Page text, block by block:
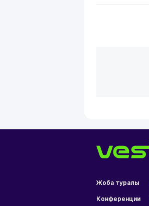
Жоба туралы
Конференции